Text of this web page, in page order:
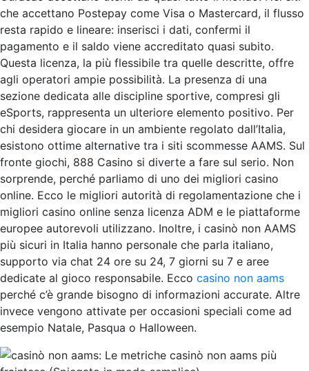
che accettano Postepay come Visa o Mastercard, il flusso
resta rapido e lineare: inserisci i dati, confermi il
pagamento e il saldo viene accreditato quasi subito.
Questa licenza, la più flessibile tra quelle descritte, offre
agli operatori ampie possibilità. La presenza di una
sezione dedicata alle discipline sportive, compresi gli
eSports, rappresenta un ulteriore elemento positivo. Per
chi desidera giocare in un ambiente regolato dall’Italia,
esistono ottime alternative tra i siti scommesse AAMS. Sul
fronte giochi, 888 Casino si diverte a fare sul serio. Non
sorprende, perché parliamo di uno dei migliori casino
online. Ecco le migliori autorità di regolamentazione che i
migliori casino online senza licenza ADM e le piattaforme
europee autorevoli utilizzano. Inoltre, i casinò non AAMS
più sicuri in Italia hanno personale che parla italiano,
supporto via chat 24 ore su 24, 7 giorni su 7 e aree
dedicate al gioco responsabile. Ecco casino non aams
perché c’è grande bisogno di informazioni accurate. Altre
invece vengono attivate per occasioni speciali come ad
esempio Natale, Pasqua o Halloween.